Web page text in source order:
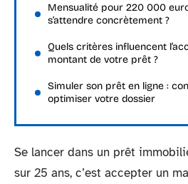
Mensualité pour 220 000
s’attendre concrètement ?
Quels critères influencent
montant de votre prêt ?
Simuler son prêt en ligne :
optimiser votre dossier
Se lancer dans un prêt
sur 25 ans, c’est accepter un